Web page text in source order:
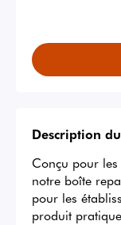
Description
Conçu pour
notre boîte
pour les
produit